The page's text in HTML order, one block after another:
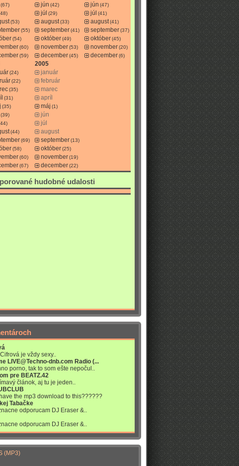
(67)
(53)
(55)
(54)
(60)
(59)
jún (42)
júl (29)
august(33)
september(41)
október(49)
november(53)
december(45)
jún (47)
júl (41)
august(41)
september(37)
október(45)
november(20)
december(6)
(24)
(22)
(35)
(31)
(35)
(39)
(44)
(69)
(58)
(60)
(67)
2005
január
február
marec
apríl
máj (1)
jún
júl
august
september(13)
október(25)
november(19)
december(22)
hudobné udalosti
je vždy sexy..
LIVE@Techno-dnb.com Radio (...
porno, tak to som ešte nepočul..
pre BEATZ.42
článok, aj tu je jeden..
the mp3 download to this??????
Tabačke
odporucam DJ Eraser &..
odporucam DJ Eraser &..
(MP3)